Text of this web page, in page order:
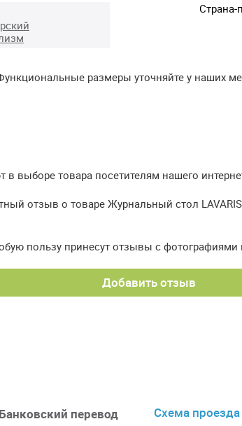
Страна-
размеры уточняйте у наших
выборе товара посетителям нашего
отзыв о товаре Журнальный стол
пользу принесут отзывы с фотографиями
Добавить отзыв
Банковский перевод Схема